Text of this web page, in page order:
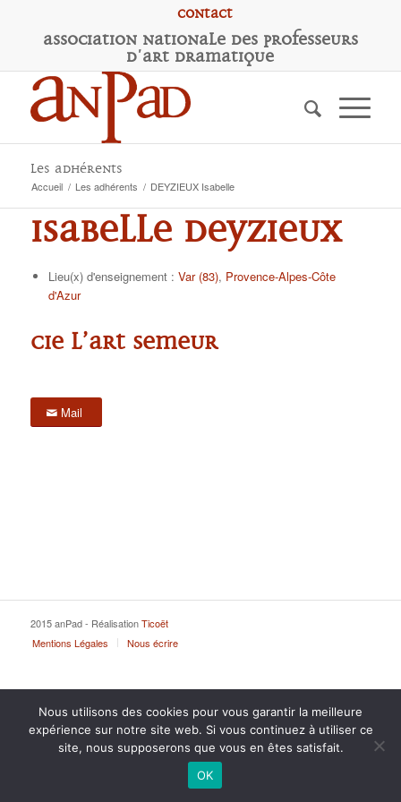
Contact
Association Nationale des Professeurs
d'Art Dramatique
Les adhérents
Accueil / Les adhérents / DEYZIEUX Isabelle
Isabelle DEYZIEUX
Lieu(x) d'enseignement : Var (83), Provence-Alpes-Côte
d'Azur
Cie l’art semeur
Mail
2015 anPad - RéalisationTicoët
Mentions Légales
Nous écrire
Nous utilisons des cookies pour vous garantir la meilleure
expérience sur notre site web. Si vous continuez à utiliser ce
site, nous supposerons que vous en êtes satisfait.
OK